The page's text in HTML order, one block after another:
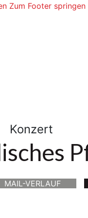
Zum Footer springen
Konzert
MAIL-VERLAUF